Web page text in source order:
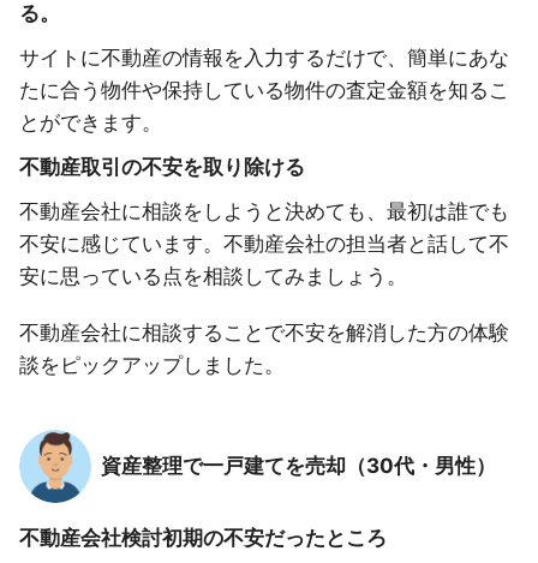
る。
サイトに不動産の情報を入力するだけで、簡単にあな
たに合う物件や保持している物件の査定金額を知るこ
とができます。
不動産取引の不安を取り除ける
不動産会社に相談をしようと決めても、最初は誰でも
不安に感じています。不動産会社の担当者と話して不
安に思っている点を相談してみましょう。
不動産会社に相談することで不安を解消した方の体験
談をピックアップしました。
資産整理で一戸建てを売却（30代・男性）
不動産会社検討初期の不安だったところ